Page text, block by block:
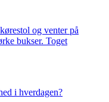
i hverdagen?